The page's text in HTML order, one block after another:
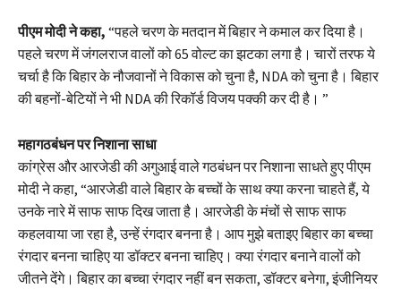
पीएम मोदी ने कहा, “पहले चरण के मतदान में बिहार ने कमाल कर दिया है।
पहले चरण में जंगलराज वालों को 65 वोल्ट का झटका लगा है। चारों तरफ ये
चर्चा है कि बिहार के नौजवानों ने विकास को चुना है, NDA को चुना है। बिहार
की बहनों-बेटियों ने भी NDA की रिकॉर्ड विजय पक्की कर दी है। ”
महागठबंधन पर निशाना साधा
कांग्रेस और आरजेडी की अगुआई वाले गठबंधन पर निशाना साधते हुए पीएम
मोदी ने कहा, “आरजेडी वाले बिहार के बच्चों के साथ क्या करना चाहते हैं, ये
उनके नारे में साफ साफ दिख जाता है। आरजेडी के मंचों से साफ साफ
कहलवाया जा रहा है, उन्हें रंगदार बनना है। आप मुझे बताइए बिहार का बच्चा
रंगदार बनना चाहिए या डॉक्टर बनना चाहिए। क्या रंगदार बनाने वालों को
जीतने देंगे। बिहार का बच्चा रंगदार नहीं बन सकता, डॉक्टर बनेगा, इंजीनियर